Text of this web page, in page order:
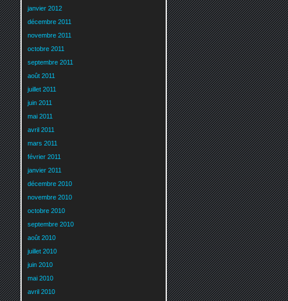
janvier 2012
décembre 2011
novembre 2011
octobre 2011
septembre 2011
août 2011
juillet 2011
juin 2011
mai 2011
avril 2011
mars 2011
février 2011
janvier 2011
décembre 2010
novembre 2010
octobre 2010
septembre 2010
août 2010
juillet 2010
juin 2010
mai 2010
avril 2010